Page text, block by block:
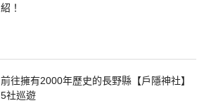
紹！
前往擁有2000年歷史的長野縣【戶隱神社】
5社巡遊